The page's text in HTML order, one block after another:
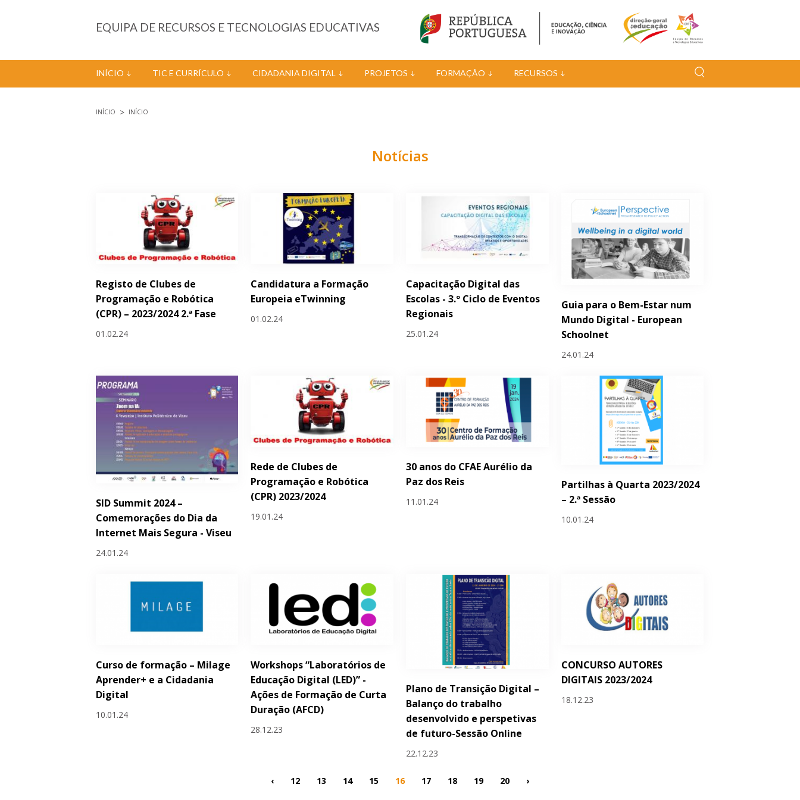
EQUIPA DE RECURSOS E TECNOLOGIAS EDUCATIVAS
INÍCIO TIC E CURRÍCULO CIDADANIA DIGITAL PROJETOS FORMAÇÃO RECURSOS
INÍCIO INÍCIO
Notícias
Registo de Clubes de
Programação e Robótica
(CPR) – 2023/2024 2.ª Fase
01.02.24
Candidatura a Formação
Europeia eTwinning
01.02.24
Capacitação Digital das
Escolas - 3.º Ciclo de Eventos
Regionais
25.01.24
Guia para o Bem-Estar num
Mundo Digital - European
Schoolnet
24.01.24
SID Summit 2024 –
Comemorações do Dia da
Internet Mais Segura - Viseu
24.01.24
Rede de Clubes de
Programação e Robótica
(CPR) 2023/2024
19.01.24
30 anos do CFAE Aurélio da
Paz dos Reis
11.01.24
Partilhas à Quarta 2023/2024
– 2.ª Sessão
10.01.24
Curso de formação – Milage
Aprender+ e a Cidadania
Digital
10.01.24
Workshops “Laboratórios de
Educação Digital (LED)” -
Ações de Formação de Curta
Duração (AFCD)
28.12.23
Plano de Transição Digital –
Balanço do trabalho
desenvolvido e perspetivas
de futuro-Sessão Online
22.12.23
CONCURSO AUTORES
DIGITAIS 2023/2024
18.12.23
Páginas
‹ 12 13 14 15 16 17 18 19 20 ›